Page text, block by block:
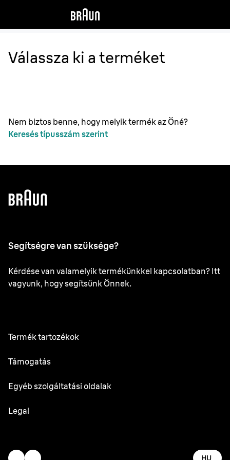
Válassza ki a terméket
Nem biztos benne, hogy melyik termék az Öné?
Keresés típusszám szerint
Segítségre van szüksége?
Kérdése van valamelyik termékünkkel kapcsolatban? Itt
vagyunk, hogy segítsünk Önnek.
Termék tartozékok
Minden tartozék
Támogatás
Felhasználói kézikönyv
Egyéb szolgáltatási oldalak
Oral-B
Legal
Adataim
HU